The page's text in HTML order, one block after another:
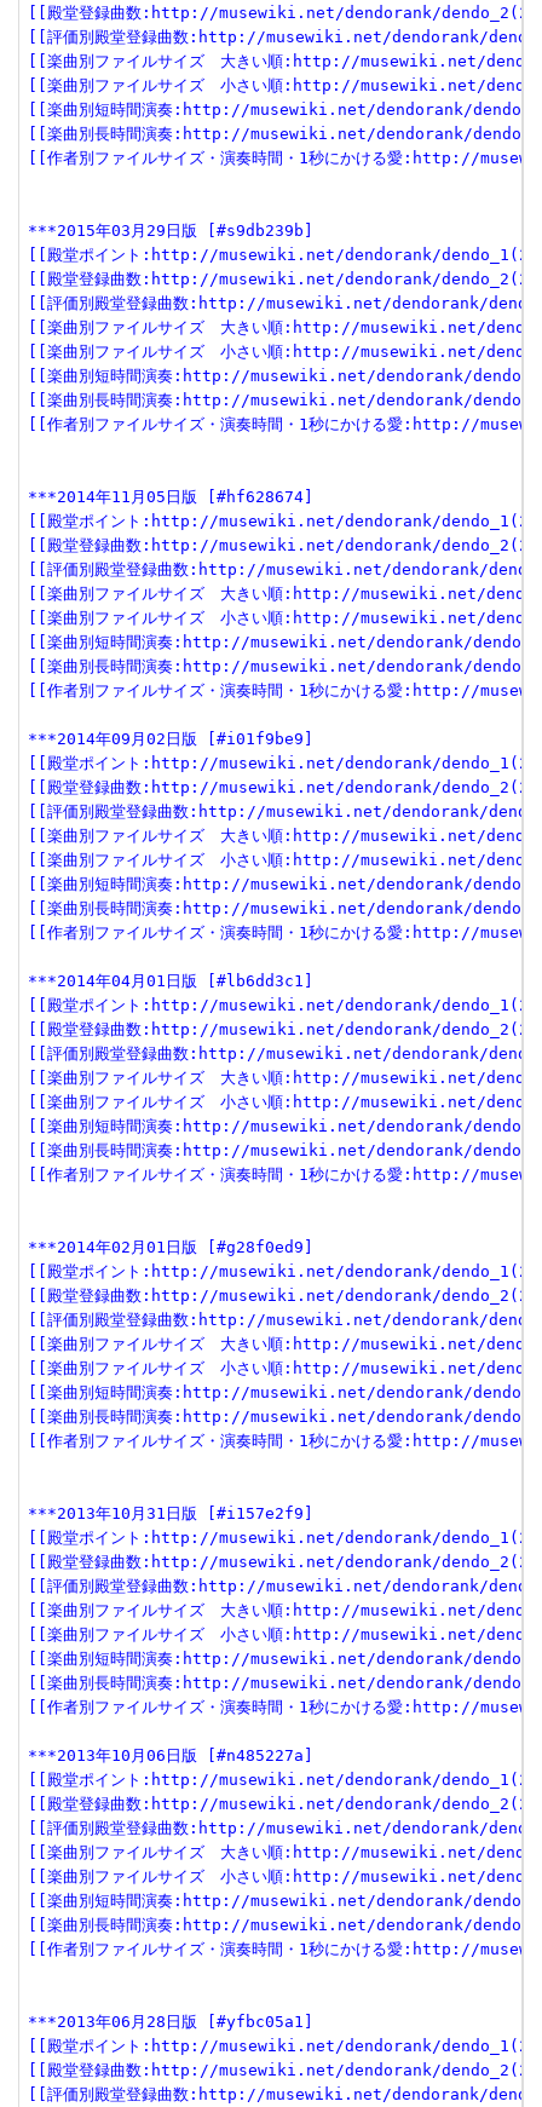
[[殿堂登録曲数:http://musewiki.net/dendorank/
[[評価別殿堂登録曲数:http://musewiki.net/dendorank/
[[楽曲別ファイルサイズ　大きい順:http://musewiki.net/
[[楽曲別ファイルサイズ　小さい順:http://musewiki.net/
[[楽曲別短時間演奏:http://musewiki.net/dendorank/
[[楽曲別長時間演奏:http://musewiki.net/dendorank/
[[作者別ファイルサイズ・演奏時間・1秒にかける愛:http://
***2015年03月29日版 [#s9db239b]
[[殿堂ポイント:http://musewiki.net/dendorank/
[[殿堂登録曲数:http://musewiki.net/dendorank/
[[評価別殿堂登録曲数:http://musewiki.net/dendorank/
[[楽曲別ファイルサイズ　大きい順:http://musewiki.net/
[[楽曲別ファイルサイズ　小さい順:http://musewiki.net/
[[楽曲別短時間演奏:http://musewiki.net/dendorank/
[[楽曲別長時間演奏:http://musewiki.net/dendorank/
[[作者別ファイルサイズ・演奏時間・1秒にかける愛:http://
***2014年11月05日版 [#hf628674]
[[殿堂ポイント:http://musewiki.net/dendorank/
[[殿堂登録曲数:http://musewiki.net/dendorank/
[[評価別殿堂登録曲数:http://musewiki.net/dendorank/
[[楽曲別ファイルサイズ　大きい順:http://musewiki.net/
[[楽曲別ファイルサイズ　小さい順:http://musewiki.net/
[[楽曲別短時間演奏:http://musewiki.net/dendorank/
[[楽曲別長時間演奏:http://musewiki.net/dendorank/
[[作者別ファイルサイズ・演奏時間・1秒にかける愛:http://
***2014年09月02日版 [#i01f9be9]
[[殿堂ポイント:http://musewiki.net/dendorank/
[[殿堂登録曲数:http://musewiki.net/dendorank/
[[評価別殿堂登録曲数:http://musewiki.net/dendorank/
[[楽曲別ファイルサイズ　大きい順:http://musewiki.net/
[[楽曲別ファイルサイズ　小さい順:http://musewiki.net/
[[楽曲別短時間演奏:http://musewiki.net/dendorank/
[[楽曲別長時間演奏:http://musewiki.net/dendorank/
[[作者別ファイルサイズ・演奏時間・1秒にかける愛:http://
***2014年04月01日版 [#lb6dd3c1]
[[殿堂ポイント:http://musewiki.net/dendorank/
[[殿堂登録曲数:http://musewiki.net/dendorank/
[[評価別殿堂登録曲数:http://musewiki.net/dendorank/
[[楽曲別ファイルサイズ　大きい順:http://musewiki.net/
[[楽曲別ファイルサイズ　小さい順:http://musewiki.net/
[[楽曲別短時間演奏:http://musewiki.net/dendorank/
[[楽曲別長時間演奏:http://musewiki.net/dendorank/
[[作者別ファイルサイズ・演奏時間・1秒にかける愛:http://
***2014年02月01日版 [#g28f0ed9]
[[殿堂ポイント:http://musewiki.net/dendorank/
[[殿堂登録曲数:http://musewiki.net/dendorank/
[[評価別殿堂登録曲数:http://musewiki.net/dendorank/
[[楽曲別ファイルサイズ　大きい順:http://musewiki.net/
[[楽曲別ファイルサイズ　小さい順:http://musewiki.net/
[[楽曲別短時間演奏:http://musewiki.net/dendorank/
[[楽曲別長時間演奏:http://musewiki.net/dendorank/
[[作者別ファイルサイズ・演奏時間・1秒にかける愛:http://
***2013年10月31日版 [#i157e2f9]
[[殿堂ポイント:http://musewiki.net/dendorank/
[[殿堂登録曲数:http://musewiki.net/dendorank/
[[評価別殿堂登録曲数:http://musewiki.net/dendorank/
[[楽曲別ファイルサイズ　大きい順:http://musewiki.net/
[[楽曲別ファイルサイズ　小さい順:http://musewiki.net/
[[楽曲別短時間演奏:http://musewiki.net/dendorank/
[[楽曲別長時間演奏:http://musewiki.net/dendorank/
[[作者別ファイルサイズ・演奏時間・1秒にかける愛:http://
***2013年10月06日版 [#n485227a]
[[殿堂ポイント:http://musewiki.net/dendorank/
[[殿堂登録曲数:http://musewiki.net/dendorank/
[[評価別殿堂登録曲数:http://musewiki.net/dendorank/
[[楽曲別ファイルサイズ　大きい順:http://musewiki.net/
[[楽曲別ファイルサイズ　小さい順:http://musewiki.net/
[[楽曲別短時間演奏:http://musewiki.net/dendorank/
[[楽曲別長時間演奏:http://musewiki.net/dendorank/
[[作者別ファイルサイズ・演奏時間・1秒にかける愛:http://
***2013年06月28日版 [#yfbc05a1]
[[殿堂ポイント:http://musewiki.net/dendorank/
[[殿堂登録曲数:http://musewiki.net/dendorank/
[[評価別殿堂登録曲数:http://musewiki.net/dendorank/